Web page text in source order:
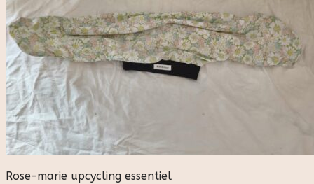
Rose-marie upcycling essentiel